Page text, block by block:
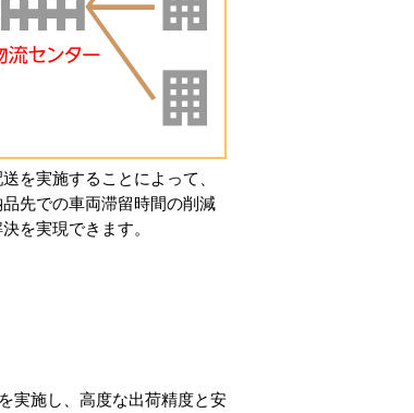
を実施することによって、
先での車両滞留時間の削減
を実現できます。
実施し、高度な出荷精度と安